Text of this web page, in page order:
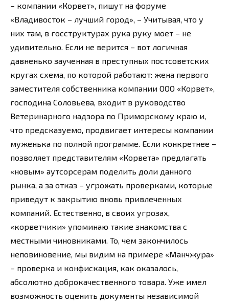
– компании «Корвет», пишут на форуме
«Владивосток – лучший город», – Учитывая, что у
них там, в госструктурах рука руку моет – не
удивительно. Если не верится – вот логичная
давненько заученная в преступных постсоветских
кругах схема, по которой работают: жена первого
заместителя собственника компании ООО «Корвет»,
господина Соловьева, входит в руководство
Ветеринарного надзора по Приморскому краю и,
что предсказуемо, продвигает интересы компании
муженька по полной программе. Если конкретнее –
позволяет представителям «Корвета» предлагать
«новым» аутсорсерам поделить доли данного
рынка, а за отказ – угрожать проверками, которые
приведут к закрытию вновь привлеченных
компаний. Естественно, в своих угрозах,
«корветчики» упоминаю такие знакомства с
местными чиновниками. То, чем закончилось
неповиновение, мы видим на примере «Манчжура»
– проверка и конфискация, как оказалось,
абсолютно доброкачественного товара. Уже имел
возможность оценить документы независимой